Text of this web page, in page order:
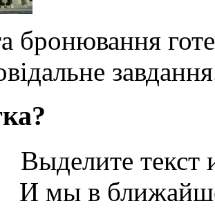
бронювання
Выделите
И мы в